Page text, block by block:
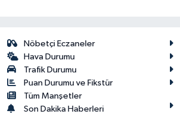
Nöbetçi Eczaneler
Hava Durumu
Trafik Durumu
Puan Durumu ve Fikstür
Tüm Manşetler
Son Dakika Haberleri